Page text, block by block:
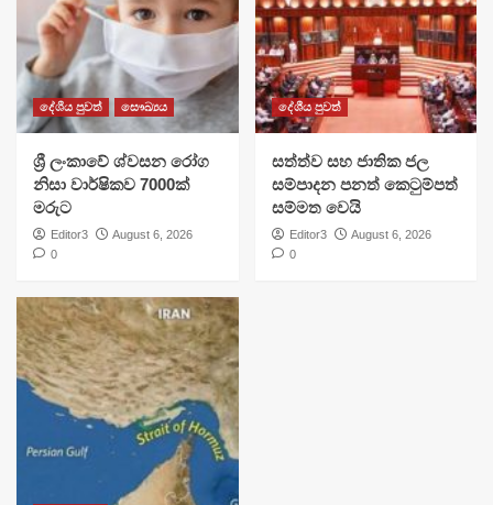
දේශීය පුවත් සෞඛ්‍යය
ශ්‍රී ලංකාවේ ශ්වසන රෝග
නිසා වාර්ෂිකව 7000ක්
මරුට
Editor3
August 6, 2026
0
දේශීය පුවත්
සත්ත්ව සහ ජාතික ජල
සම්පාදන පනත් කෙටුම්පත්
සම්මත වෙයි
Editor3
August 6, 2026
0